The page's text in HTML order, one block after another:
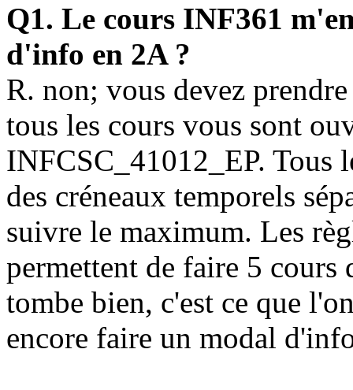
Q1. Le cours INF361
d'info en 2A ?
R. non; vous devez
tous les cours vous sont
INFCSC_41012_EP. Tous
des créneaux temporels
suivre le maximum. Les
permettent de faire 5 cours
tombe bien, c'est ce que
encore faire un modal